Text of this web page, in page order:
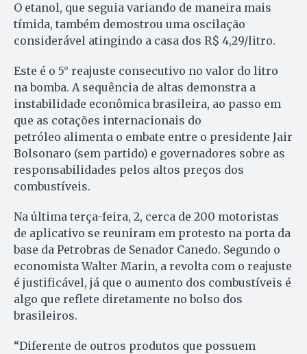
O etanol, que seguia variando de maneira mais
tímida, também demostrou uma oscilação
considerável atingindo a casa dos R$ 4,29/litro.
Este é o 5° reajuste consecutivo no valor do litro
na bomba. A sequência de altas demonstra a
instabilidade econômica brasileira, ao passo em
que as cotações internacionais do
petróleo alimenta o embate entre o presidente Jair
Bolsonaro (sem partido) e governadores sobre as
responsabilidades pelos altos preços dos
combustíveis.
Na última terça-feira, 2, cerca de 200 motoristas
de aplicativo se reuniram em protesto na porta da
base da Petrobras de Senador Canedo. Segundo o
economista Walter Marin, a revolta com o reajuste
é justificável, já que o aumento dos combustíveis é
algo que reflete diretamente no bolso dos
brasileiros.
“Diferente de outros produtos que possuem